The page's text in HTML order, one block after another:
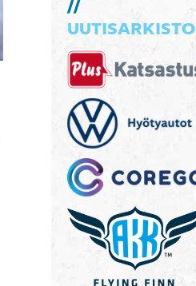
UUTISARKISTO